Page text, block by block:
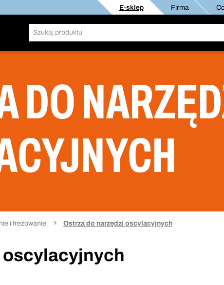
E-sklep Firma
DO
i frezowanie Ostrza do narzędzi oscylacyjnych
oscylacyjnych